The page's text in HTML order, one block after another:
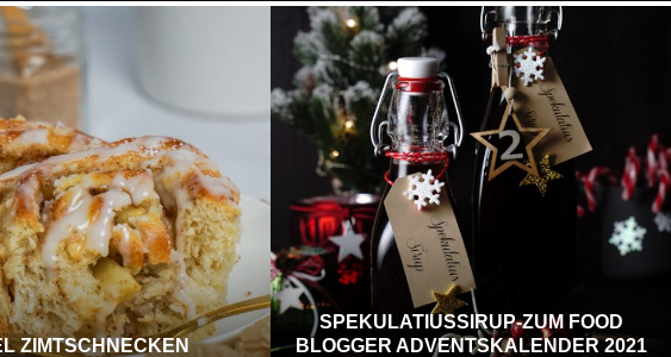
ZIMTSCHNECKEN
SPEKULATIUSSIRUP-ZUM FOOD
BLOGGER ADVENTSKALENDER 2021